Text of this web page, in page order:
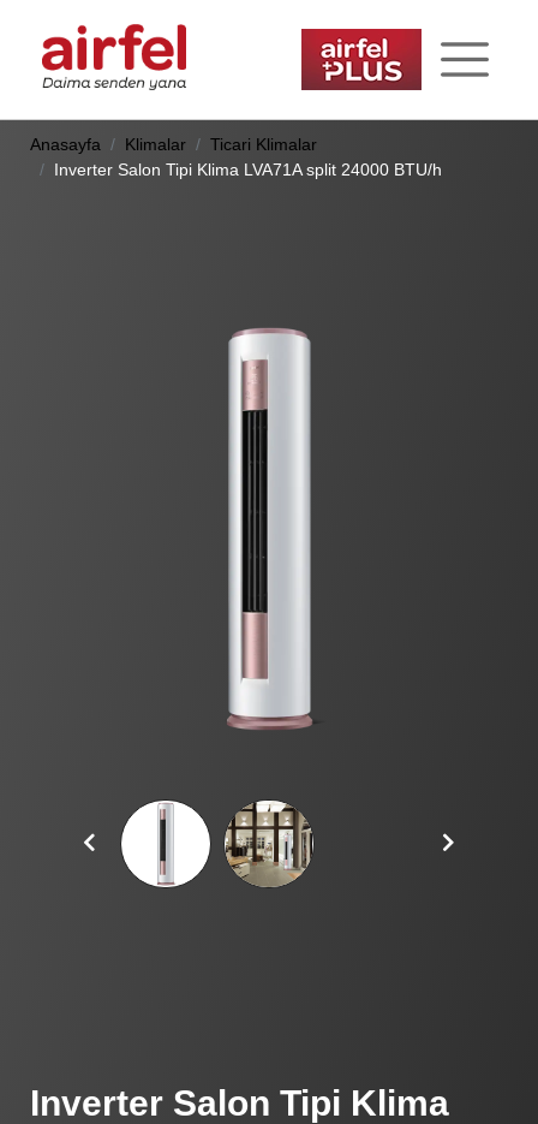
Anasayfa Klimalar
Ticari Klimalar
Inverter Salon Tipi Klima LVA71A split 24000 BTU/h
Inverter Salon Tipi Klima